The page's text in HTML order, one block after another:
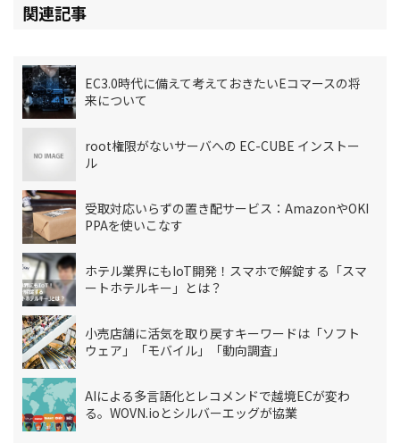
関連記事
EC3.0時代に備えて考えておきたいEコマースの将
来について
root権限がないサーバへの EC-CUBE インストー
ル
受取対応いらずの置き配サービス：AmazonやOKI
PPAを使いこなす
ホテル業界にもIoT開発！スマホで解錠する「スマ
ートホテルキー」とは？
小売店舗に活気を取り戻すキーワードは「ソフト
ウェア」「モバイル」「動向調査」
AIによる多言語化とレコメンドで越境ECが変わ
る。WOVN.ioとシルバーエッグが協業